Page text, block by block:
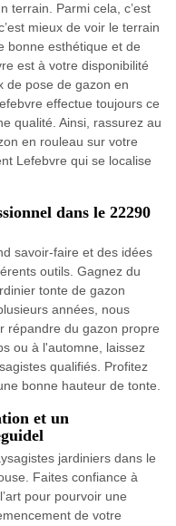
terrain. Parmi cela, c’est
mieux de voir le terrain
bonne esthétique et de
est à votre disponibilité
de pose de gazon en
effectue toujours ce
qualité. Ainsi, rassurez au
en rouleau sur votre
Lefebvre qui se localise
dans le 22290
savoir-faire et des idées
outils. Gagnez du
tonte de gazon
années, nous
répandre du gazon propre
ou à l'automne, laissez
qualifiés. Profitez
bonne hauteur de tonte.
et un
jardiniers dans le
Faites confiance à
pour pourvoir une
de votre